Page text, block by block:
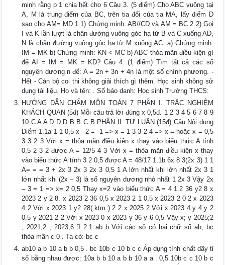
minh rằng p 1 chia hết cho 6 Câu 3. (5 điểm) Cho ABC vuông tại
A, M là trung điểm của BC, trên tia đối của tia MA, lấy điểm D
sao cho AM= MD 1 1) Chứng minh: AB//CD và AM = BC 2 2) Gọi
I và K lần lượt là chân đường vuông góc hạ từ B và C xuống AD,
N là chân đường vuông góc hạ từ M xuống AC. a) Chứng minh:
IM = MK b) Chứng minh: KN < MC b) ABC thỏa mãn điều kiện gì
để AI = IM = MK = KD? Câu 4. (1 điểm) Tìm tất cả các số
nguyên dương n để: A = 2n + 3n + 4n là một số chính phương. -
Hết - Cán bộ coi thi không giải thích gì thêm. Học sinh không sử
dụng tài liệu. Họ và tên: . Số báo danh: Học sinh Trường THCS:
HƯỚNG DẪN CHẤM MÔN TOÁN 7 PHẦN I. TRẮC NGHIỆM
KHÁCH QUAN (5đ) Mỗi câu trả lời đúng x 0,5đ. 1 2 3 4 5 6 7 8 9
10 C A A D D D B B C B PHẦN II. TỰ LUẬN (15đ) Câu Nội dung
Điểm 1.1a 1 1 0,5 x - 2 = -1 => x = 1 3 3 2 4 => x = hoặc x = 0,5
3 3 2 3 Với x = thỏa mãn điều kiện x thay vào biểu thức A tính
0,5 2 3 2 được A = 12/5 4 3 Với x = thỏa mãn điều kiện x thay
vào biểu thức A tính 3 2 0,5 được A = 48/17 1.1b 6x 8 3(2x 3) 1 1
A= = = 3 + 2x 3 2x 3 2x 3 0,5 1 A lớn nhất khi lớn nhất 2x 3 1
lớn nhất khi (2x – 3) là số nguyên dương nhỏ nhất 1 2x 3 Vậy 2x
– 3 = 1 => x= 2 0,5 Thay x=2 vào biểu thức A = 4 1.2 36 y2 8 x
2023 2 y 2 8. x 2023 2 36 0,5 x 2023 2 1 0,5 x 2023 2 0 2 x 2023
4 2 Với x 2023 1 y2 28( ktm ) 2 2 x 2025 2 Với x 2023 4 y 4 y 2
0,5 y 2021 2 2 Với x 2023 0 x 2023 y 36 y 6 0,5 Vậy x; y 2025;2
; 2021;2 ; 2023;6  2.1 ab b Với các số có hai chữ số ab; bc
thỏa mãn c 0 . Ta có: bc c
ab10 a b 10 a b b 0,5 . bc 10b c 10 b c c Áp dụng tính chất dãy tỉ
số bằng nhau được: 10a b b 10 a b b 10 a a . 0,5 10b c c 10 b c